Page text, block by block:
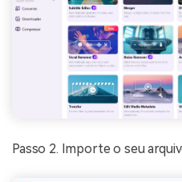
Passo 2. Importe o seu